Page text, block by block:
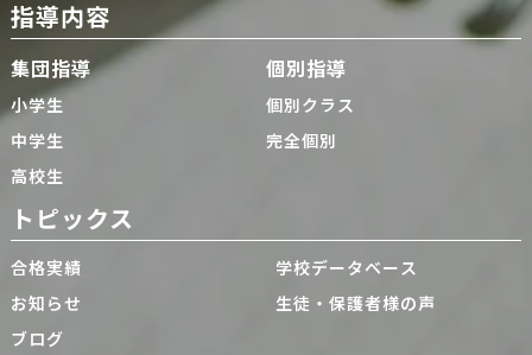
指導内容
集団指導
小学生
中学生
高校生
個別指導
個別クラス
完全個別
トピックス
合格実績
お知らせ
ブログ
学校データベース
生徒・保護者様の声